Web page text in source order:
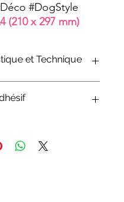
#DogStyle
(210 x 297 mm)
et Technique
rouille qui va lui
vous proposons en
adhésif mural.